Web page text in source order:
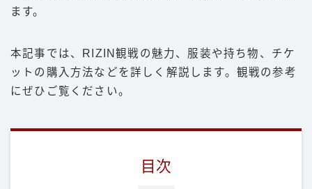
PFP
減量
喧嘩
ます。
本記事では、RIZIN観戦の魅力、服装や持ち物、チケ
ットの購入方法などを詳しく解説します。観戦の参考
にぜひご覧ください。
目次